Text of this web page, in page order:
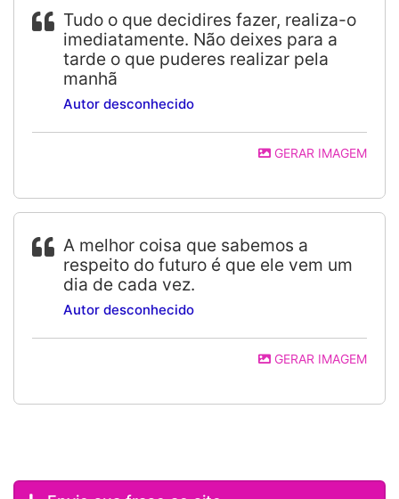
Tudo o que decidires fazer, realiza-o
imediatamente. Não deixes para a
tarde o que puderes realizar pela
manhã
Autor desconhecido
GERAR IMAGEM
A melhor coisa que sabemos a
respeito do futuro é que ele vem um
dia de cada vez.
Autor desconhecido
GERAR IMAGEM